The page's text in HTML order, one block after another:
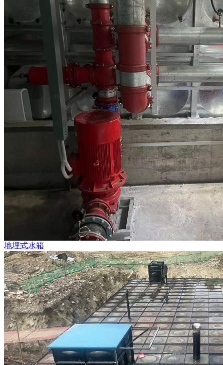
地埋式水箱